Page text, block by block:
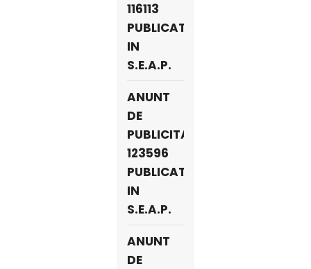
116113
PUBLICAT
IN
S.E.A.P.
ANUNT
DE
PUBLICITATE
123596
PUBLICAT
IN
S.E.A.P.
ANUNT
DE